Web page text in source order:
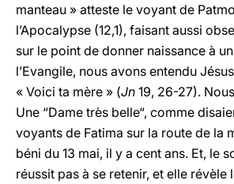
manteau » atteste le voyant de
l’Apocalypse (12,1), faisant aussi
sur le point de donner naissance à
l’Evangile, nous avons entendu
« Voici ta mère » (Jn 19, 26-27).
Une “Dame très belle“, comme
voyants de Fatima sur la route de la
béni du 13 mai, il y a cent ans. Et, le
réussit pas à se retenir, et elle révèle